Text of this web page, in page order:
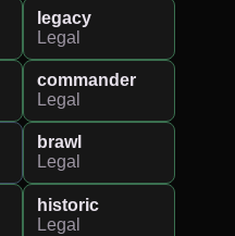
legacy
Legal
commander
Legal
brawl
Legal
historic
Legal